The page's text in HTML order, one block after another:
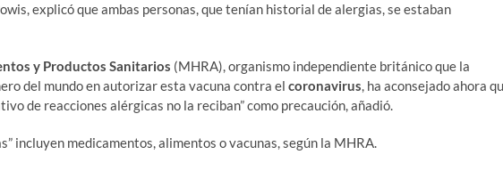
explicó que ambas personas, que tenían historial de alergias, se estaban
y Productos Sanitarios (MHRA), organismo independiente británico que la
del mundo en autorizar esta vacuna contra el coronavirus, ha aconsejado ahora
de reacciones alérgicas no la reciban” como precaución, añadió.
incluyen medicamentos, alimentos o vacunas, según la MHRA.